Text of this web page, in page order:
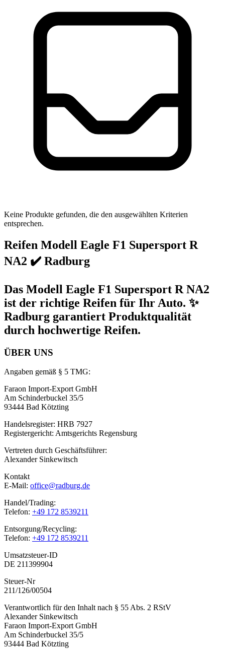
Keine Produkte gefunden, die den ausgewählten Kriterien
entsprechen.
Reifen Modell Eagle F1 Supersport R
NA2 ✔️ Radburg
Das Modell Eagle F1 Supersport R NA2
ist der richtige Reifen für Ihr Auto. ✨
Radburg garantiert Produktqualität
durch hochwertige Reifen.
ÜBER UNS
Angaben gemäß § 5 TMG:
Faraon Import-Export GmbH
Am Schinderbuckel 35/5
93444 Bad Kötzting
Handelsregister: HRB 7927
Registergericht: Amtsgerichts Regensburg
Vertreten durch Geschäftsführer:
Alexander Sinkewitsch
Kontakt
E-Mail: office@radburg.de
Handel/Trading:
Telefon: +49 172 8539211
Entsorgung/Recycling:
Telefon: +49 172 8539211
Umsatzsteuer-ID
DE 211399904
Steuer-Nr
211/126/00504
Verantwortlich für den Inhalt nach § 55 Abs. 2 RStV
Alexander Sinkewitsch
Faraon Import-Export GmbH
Am Schinderbuckel 35/5
93444 Bad Kötzting